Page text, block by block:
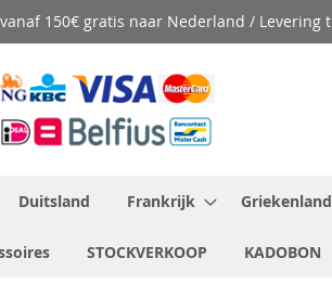
150€ gratis naar Nederland /
Duitsland Frankrijk Griekenland
STOCKVERKOOP KADOBON